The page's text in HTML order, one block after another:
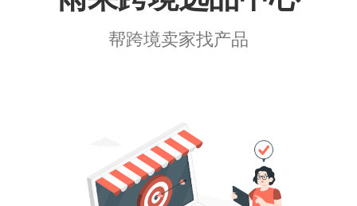
帮跨境卖家找产品